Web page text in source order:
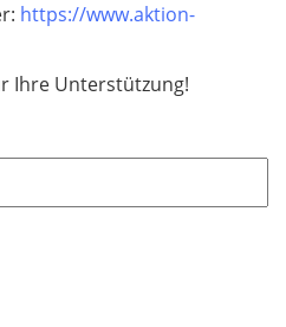
https://www.aktion-
Ihre Unterstützung!